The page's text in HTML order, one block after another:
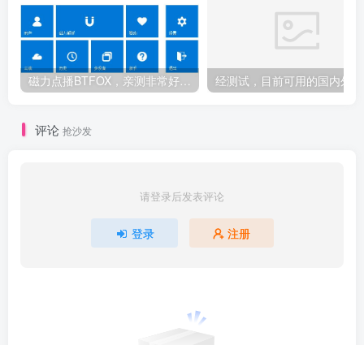
磁力点播BTFOX，亲测非常好用，公测免费中
评论 抢沙发
请登录后发表评论
登录 注册